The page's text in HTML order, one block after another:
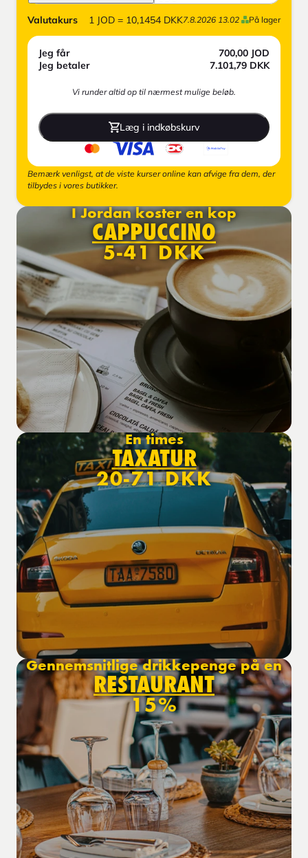
Valutakurs 1 JOD = 10,1454 DKK7.8.2026 13.02 På lager
Jeg får 700,00 JOD
Jeg betaler
7.101,79 DKK
Vi runder altid op til nærmest mulige beløb.
Læg i indkøbskurv
Bemærk venligst, at de viste kurser online kan afvige fra dem, der
tilbydes i vores butikker.
I Jordan koster en kop
CAPPUCCINO
5-41 DKK
En times
TAXATUR
20-71 DKK
Gennemsnitlige drikkepenge på en
RESTAURANT
15%